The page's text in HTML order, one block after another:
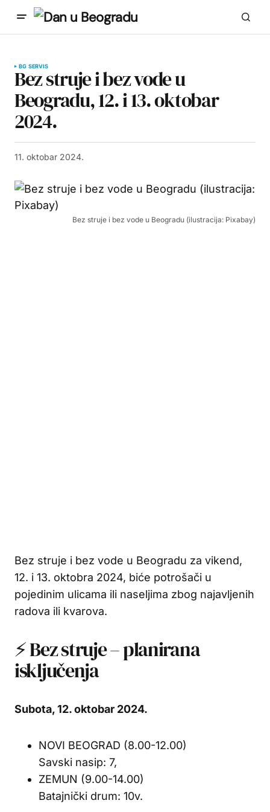
BG SERVIS
Bez struje i bez vode u
Beogradu, 12. i 13. oktobar
2024.
11. oktobar 2024.
Bez struje i bez vode u Beogradu (ilustracija: Pixabay)
Bez struje i bez vode u Beogradu za vikend,
12. i 13. oktobra 2024, biće potrošači u
pojedinim ulicama ili naseljima zbog najavljenih
radova ili kvarova.
⚡ Bez struje – planirana
isključenja
Subota, 12. oktobar 2024.
NOVI BEOGRAD (8.00-12.00)
Savski nasip: 7,
ZEMUN (9.00-14.00)
Batajnički drum: 10v.